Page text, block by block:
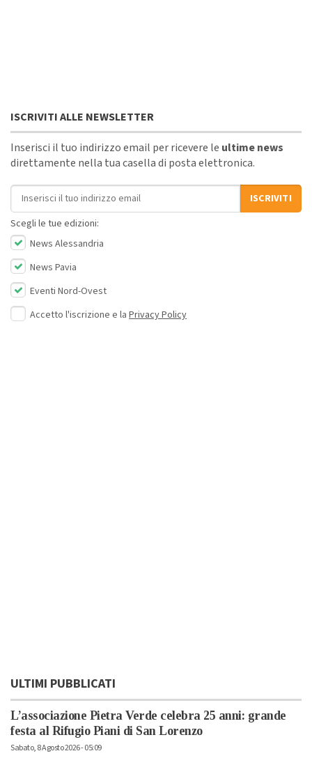
ISCRIVITI ALLE NEWSLETTER
Inserisci il tuo indirizzo email per ricevere le ultime news
direttamente nella tua casella di posta elettronica.
Indirizzo email
ISCRIVITI
Scegli le tue edizioni:
News Alessandria
News Pavia
Eventi Nord-Ovest
Accetto l'iscrizione e la Privacy Policy
ULTIMI PUBBLICATI
L’associazione Pietra Verde celebra 25 anni: grande
festa al Rifugio Piani di San Lorenzo
Sabato, 8 Agosto 2026 - 05:09